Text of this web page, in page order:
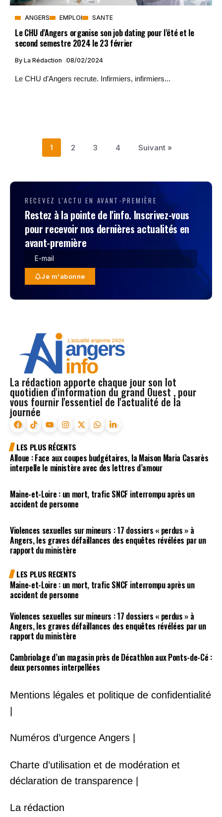
ANGERS EMPLOI SANTE
Le CHU d’Angers organise son job dating pour l’été et le
second semestre 2024 le 23 février
By La Rédaction 08/02/2024
Le CHU d’Angers recrute. Infirmiers, infirmiers...
1 2 3 4 Suivant »
RECEVEZ L'ACTU EN AVANT-PREMIÈRE
Restez à la pointe de l'info. Inscrivez-vous
pour recevoir nos dernières actualités en
avant-première
Je m'abonne
La rédaction apporte chaque jour son lot
quotidien d'information du grand Ouest , pour
vous fournir l'essentiel de l'actualité de la
journée
LES PLUS RÉCENTS
Alloue : Face aux coupes budgétaires, la Maison Maria Casarès
interpelle le ministère avec des lettres d’amour
Maine-et-Loire : un mort, trafic SNCF interrompu après un
accident de personne
Violences sexuelles sur mineurs : 17 dossiers « perdus » à
Angers, les graves défaillances des enquêtes révélées par un
rapport du ministère
LES PLUS RECENTS
Maine-et-Loire : un mort, trafic SNCF interrompu après un
accident de personne
Violences sexuelles sur mineurs : 17 dossiers « perdus » à
Angers, les graves défaillances des enquêtes révélées par un
rapport du ministère
Cambriolage d’un magasin près de Décathlon aux Ponts-de-Cé :
deux personnes interpellées
Mentions légales et politique de confidentialité
|
Numéros d’urgence Angers |
Charte d’utilisation et de modération et
déclaration de transparence |
La rédaction